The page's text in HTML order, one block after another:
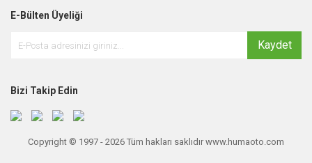
E-Bülten Üyeliği
Kaydet
Bizi Takip Edin
Copyright © 1997 - 2026 Tüm hakları saklıdır www.humaoto.com